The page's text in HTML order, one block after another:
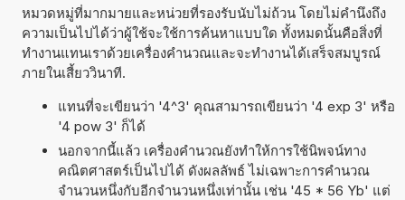
หมวดหมู่ที่มากมายและหน่วยที่รองรับนับไม่ถ้วน โดยไม่คำนึงถึง
ความเป็นไปได้ว่าผู้ใช้จะใช้การค้นหาแบบใด ทั้งหมดนั้นคือสิ่งที่
ทำงานแทนเราด้วยเครื่องคำนวณและจะทำงานได้เสร็จสมบูรณ์
ภายในเสี้ยววินาที.
แทนที่จะเขียนว่า '4^3' คุณสามารถเขียนว่า '4 exp 3' หรือ
'4 pow 3' ก็ได้
นอกจากนี้แล้ว เครื่องคำนวณยังทำให้การใช้นิพจน์ทาง
คณิตศาสตร์เป็นไปได้ ดังผลลัพธ์ ไม่เฉพาะการคำนวณ
จำนวนหนึ่งกับอีกจำนวนหนึ่งเท่านั้น เช่น '45 * 56 Yb' แต่